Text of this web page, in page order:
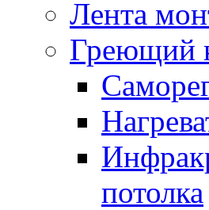
Лента
Греющий
потолка